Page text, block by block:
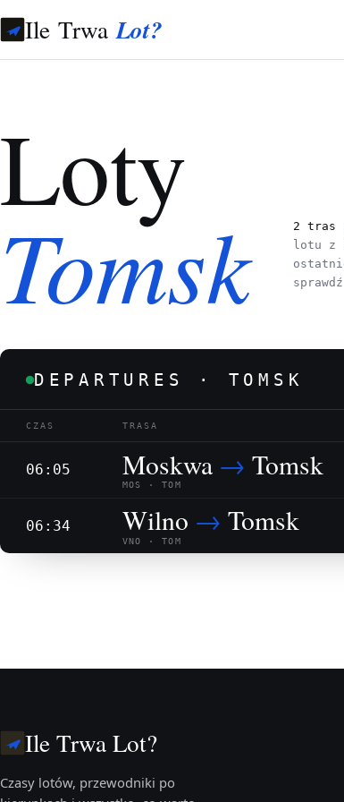
Ile TrwaLot?
Loty
Tomsk 2 tras
lotu z
DEPARTURES · TOMSK
CZAS TRASA
06:05 Moskwa → Tomsk
MOS · TOM
06:34 Wilno → Tomsk
VNO · TOM
Ile Trwa Lot?
Czasy lotów, przewodniki po